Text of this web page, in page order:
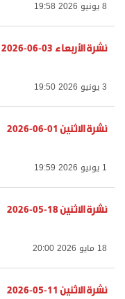
8 يونيو 2026 19:58
نشرة الأربعاء 03-06-2026
3 يونيو 2026 19:50
نشرة الاثنين 01-06-2026
1 يونيو 2026 19:59
نشرة الاثنين 18-05-2026
18 مايو 2026 20:00
نشرة الاثنين 11-05-2026